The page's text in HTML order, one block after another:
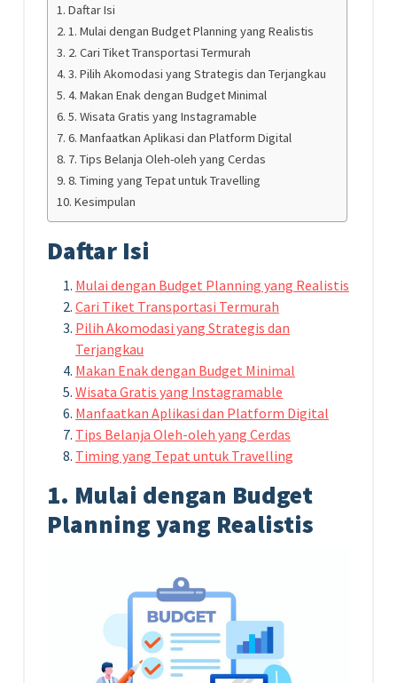
Daftar Isi
1. Mulai dengan Budget Planning yang Realistis
2. Cari Tiket Transportasi Termurah
3. Pilih Akomodasi yang Strategis dan Terjangkau
4. Makan Enak dengan Budget Minimal
5. Wisata Gratis yang Instagramable
6. Manfaatkan Aplikasi dan Platform Digital
7. Tips Belanja Oleh-oleh yang Cerdas
8. Timing yang Tepat untuk Travelling
Kesimpulan
Daftar Isi
Mulai dengan Budget Planning yang Realistis
Cari Tiket Transportasi Termurah
Pilih Akomodasi yang Strategis dan
Terjangkau
Makan Enak dengan Budget Minimal
Wisata Gratis yang Instagramable
Manfaatkan Aplikasi dan Platform Digital
Tips Belanja Oleh-oleh yang Cerdas
Timing yang Tepat untuk Travelling
1. Mulai dengan Budget
Planning yang Realistis